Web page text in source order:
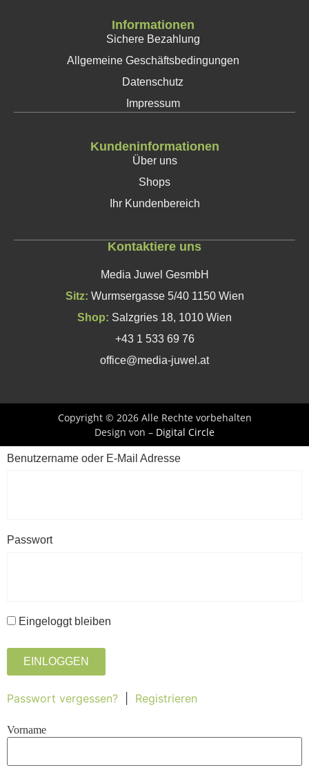
Informationen
Sichere Bezahlung
Allgemeine Geschäftsbedingungen
Datenschutz
Impressum
Kundeninformationen
Über uns
Shops
Ihr Kundenbereich
Kontaktiere uns
Media Juwel GesmbH
Sitz: Wurmsergasse 5/40 1150 Wien
Shop: Salzgries 18, 1010 Wien
+43 1 533 69 76
office@media-juwel.at
Copyright © 2026 Alle Rechte vorbehalten
Design von – Digital Circle
Benutzername oder E-Mail Adresse
Passwort
Eingeloggt bleiben
EINLOGGEN
Passwort vergessen? Registrieren
Vorname